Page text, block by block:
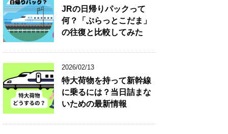
JRの日帰りパックって
何？「ぷらっとこだま」
の往復と比較してみた
2026/02/13
特大荷物を持って新幹線
に乗るには？当日詰まな
いための最新情報